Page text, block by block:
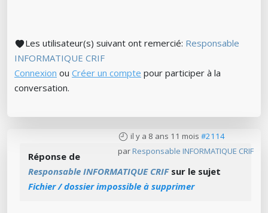
Les utilisateur(s) suivant ont remercié: Responsable
INFORMATIQUE CRIF
Connexion ou Créer un compte pour participer à la
conversation.
il y a 8 ans 11 mois #2114
par Responsable INFORMATIQUE CRIF
Réponse de
Responsable INFORMATIQUE CRIFsur le sujet
Fichier / dossier impossible à supprimer